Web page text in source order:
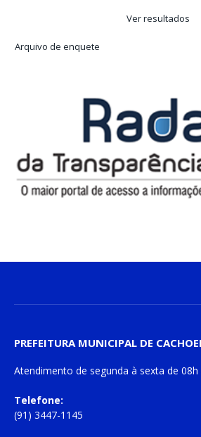
Ver resultados
Arquivo de enquete
PREFEITURA MUNICIPAL DE
Atendimento de segunda à sexta de 08h
Telefone:
(91) 3447-1145